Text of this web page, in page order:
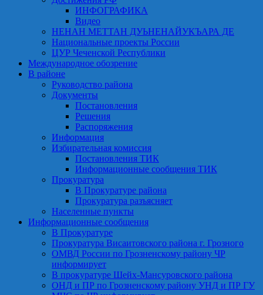
ИНФОГРАФИКА
Видео
НЕНАН МЕТТАН ДУЬНЕНАЙУКЪАРА ДЕ
Национальные проекты России
ЦУР Чеченской Республики
Международное обозрение
В районе
Руководство района
Документы
Постановления
Решения
Распоряжения
Информация
Избирательная комиссия
Постановления ТИК
Информационные сообщения ТИК
Прокуратура
В Прокуратуре района
Прокуратура разъясняет
Населенные пункты
Информационные сообщения
В Прокуратуре
Прокуратура Висаитовского района г. Грозного
ОМВД России по Грозненскому району ЧР
информирует
В прокуратуре Шейх-Мансуровского района
ОНД и ПР по Грозненскому району УНД и ПР ГУ